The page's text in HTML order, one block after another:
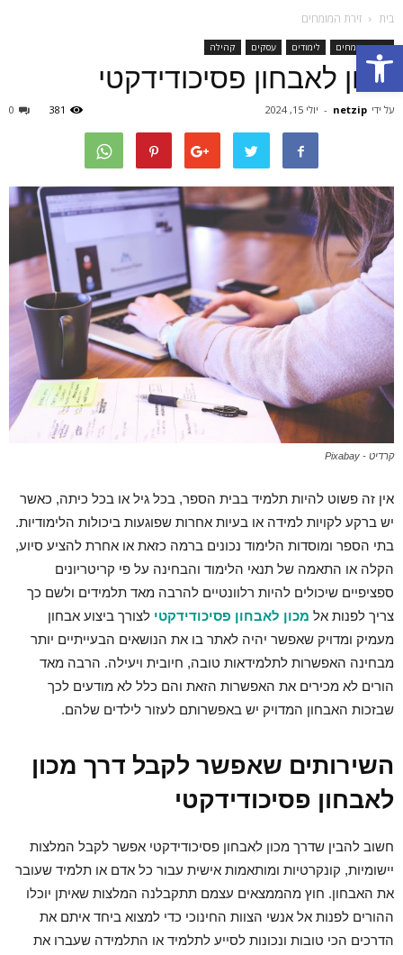
Open toolbar
בית זירת המומחים
זירת המומחים לימודים עסקים קהילה
מכון לאבחון פסיכודידקטי
על ידי netzip
- יולי 15, 2024 0 381
קרדיט - Pixabay
אין זה פשוט להיות תלמיד בבית הספר, בכל גיל או בכל כיתה, כאשר
יש ברקע לקויות למידה או בעיות אחרות שפוגעות ביכולות הלימודיות.
בתי הספר ומוסדות הלימוד נכונים ברמה כזאת או אחרת להציע סיוע,
הקלה או התאמה של תנאי הלימוד והבחינה על פי קריטריונים
ספציפיים שיכולים להיות רלוונטיים להרבה מאד תלמידים ולשם כך
צריך לפנות אל מכון לאבחון פסיכודידקטי לצורך ביצוע אבחון
מעמיק ומדויק שאפשר יהיה לאתר בו את הנושאים הבעייתיים יותר
מבחינה האפשרות לתלמידאות טובה, חיובית ויעילה. הרבה מאד
הורים לא מכירים את האפשרות הזאת והם כלל לא מודעים לכך
שבזכות האבחון המדויק יש באפשרותם לעזור לילדים שלהם.
השירותים שאפשר לקבל דרך מכון
לאבחון פסיכודידקטי
חשוב להבין שדרך מכון לאבחון פסיכודידקטי אפשר לקבל המלצות
יישומיות, קונקרטיות ומותאמות אישית עבור כל אדם או תלמיד שעובר
את האבחון. חוץ מהממצאים עצמם תתקבלנה המלצות שאיתן יוכלו
ההורים לפנות אל אנשי הצוות החינוכי כדי למצוא ביחד איתם את
הדרכים הכי טובות ונכונות לסייע לתלמיד או התלמידה שעברו את